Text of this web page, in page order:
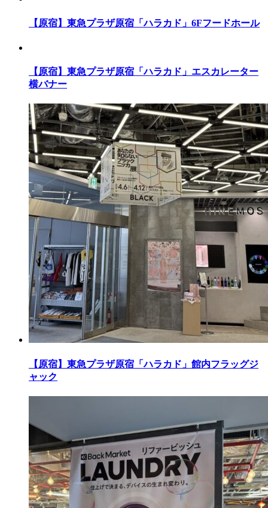
【原宿】東急プラザ原宿「ハラカド」6Fフードホール
【原宿】東急プラザ原宿「ハラカド」エスカレーター
横バナー
【原宿】東急プラザ原宿「ハラカド」館内フラッグジ
ャック